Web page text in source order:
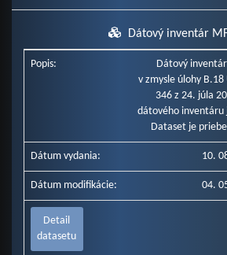
Dátový inventár
Popis:
Dátový
v zmysle úlohy B.18
346 z 24. júla
dátového inventáru
Dataset je
Dátum vydania: 10.
Dátum modifikácie: 04.
Detail
datasetu